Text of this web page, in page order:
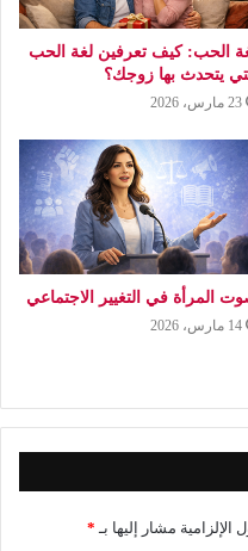
الحب: كيف تعرفين لغة الحب
يتحدث بها زوجك؟
23 مارس، 2026
المرأة في التغيير الاجتماعي
14 مارس، 2026
الإلزامية مشار إليها بـ *